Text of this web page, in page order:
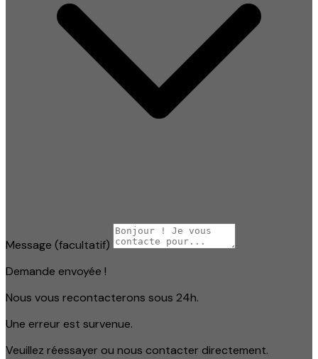
Message (facultatif)
Demande envoyée !
Nous vous recontacterons sous 24h.
Une erreur est survenue.
Veuillez réessayer ou nous contacter directement.